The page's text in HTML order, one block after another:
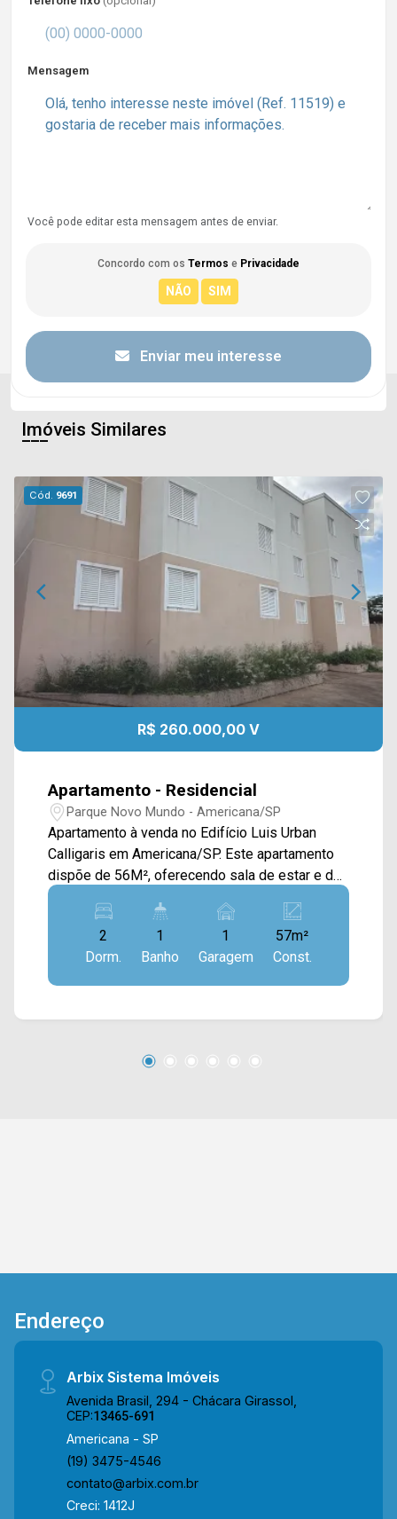
Mensagem
Você pode editar esta mensagem antes de enviar.
Concordo com os Termos e Privacidade
Enviar meu interesse
Imóveis Similares
Cód. 9691
R$ 260.000,00 V
Apartamento - Residencial
Parque Novo Mundo - Americana/SP
Apartamento à venda no Edifício Luis Urban
Calligaris em Americana/SP. Este apartamento
dispõe de 56M², oferecendo sala de estar e de
jantar integradas, cozinha conectada com a área
de serviço e sacada com vista livre. 02 quartos;
01 banheiro social; 01 vaga de garagem.
Localizado próximo à Av. Campos do Jordão, Av.
de Cillo, Av. Padre João Baldan, Av. Giaconda
com pizzaria Renascer, supermercados Novo
Hotel, escola Paulo Freire e faculdade Unisal.
2
Dorm.
1
Banho
1
Garagem
57m²
Const.
Endereço
Arbix Sistema Imóveis
Avenida Brasil, 294 - Chácara Girassol,
CEP:13465-691
Americana - SP
(19) 3475-4546
contato@arbix.com.br
Creci: 1412J